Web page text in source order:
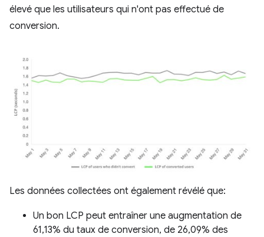
élevé que les utilisateurs qui n'ont pas effectué de
conversion.
Les données collectées ont également révélé que:
Un bon LCP peut entraîner une augmentation de
61,13% du taux de conversion, de 26,09% des